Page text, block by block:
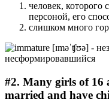
человек,
персоной, его
слишком много
#2. Many girls of
married and have